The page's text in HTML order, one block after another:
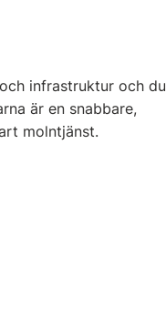
infrastruktur och du
är en snabbare,
molntjänst.